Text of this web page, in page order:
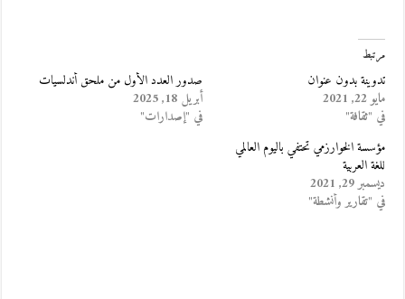
مرتبط
تدوينة بدون عنوان
مايو 22, 2021
في "ثقافة"
صدور العدد الأول من ملحق أندلسيات
أبريل 18, 2025
في "إصدارات"
مؤسسة الخوارزمي تحتفي باليوم العالمي
للغة العربية
ديسمبر 29, 2021
في "تقارير وأنشطة"